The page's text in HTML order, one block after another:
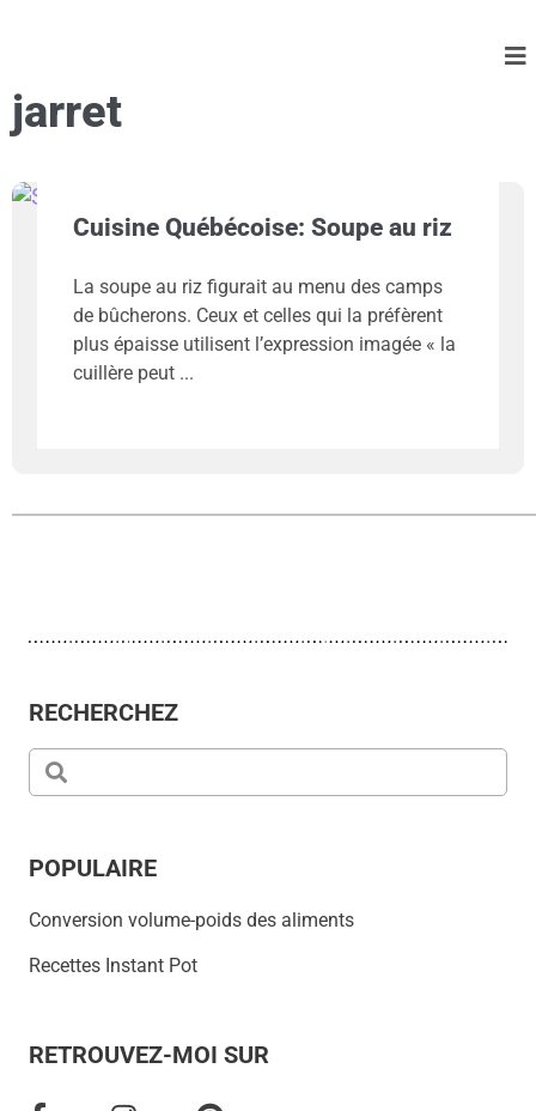
jarret
Cuisine Québécoise: Soupe au riz
La soupe au riz figurait au menu des camps
de bûcherons. Ceux et celles qui la préfèrent
plus épaisse utilisent l’expression imagée « la
cuillère peut
RECHERCHEZ
POPULAIRE
Conversion volume-poids des aliments
Recettes Instant Pot
RETROUVEZ-MOI SUR